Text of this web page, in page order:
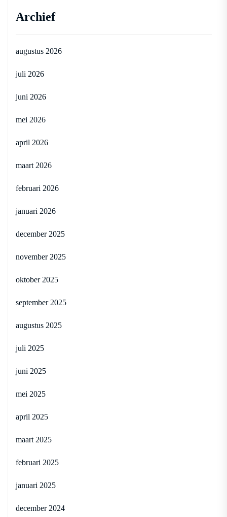
Archief
augustus 2026
juli 2026
juni 2026
mei 2026
april 2026
maart 2026
februari 2026
januari 2026
december 2025
november 2025
oktober 2025
september 2025
augustus 2025
juli 2025
juni 2025
mei 2025
april 2025
maart 2025
februari 2025
januari 2025
december 2024